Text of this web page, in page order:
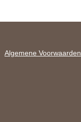
Algemene Voorwaarden